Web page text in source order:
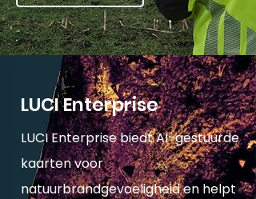
LUCI Enterprise
LUCI Enterprise biedt AI-gestuurde
kaarten voor
natuurbrandgevoeligheid en helpt